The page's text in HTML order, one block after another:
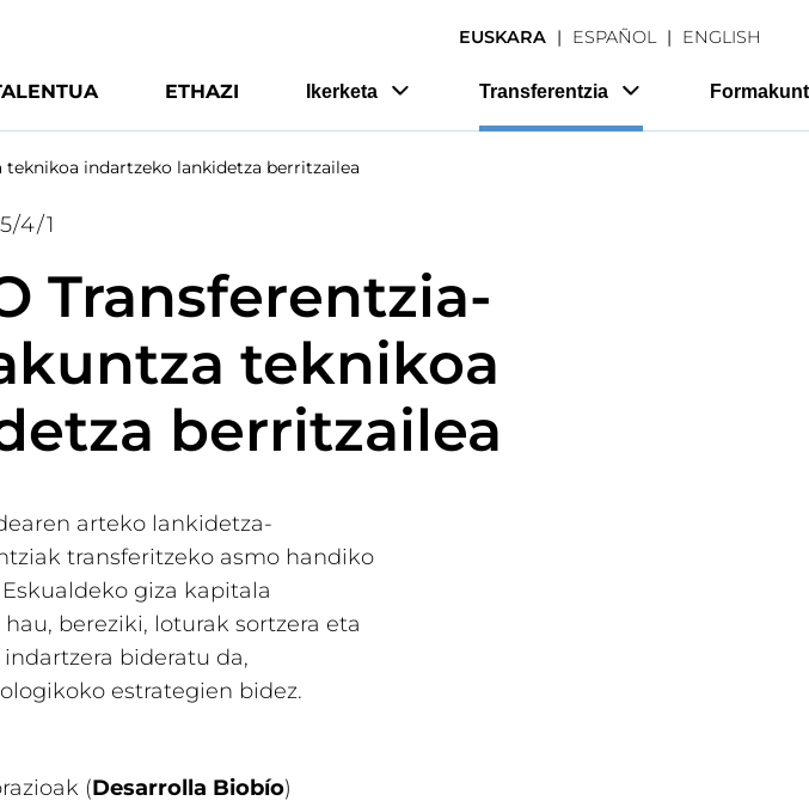
EUSKARA ESPAÑOL ENGLISH
ETHAZI Ikerketa Transferentzia
teknikoa indartzeko lankidetza berritzailea
4/1
Transferentzia-
teknikoa
berritzailea
arteko lankidetza-
transferitzeko asmo handiko
giza kapitala
bereziki, loturak sortzera eta
bideratu da,
estrategien bidez.
(Desarrolla Biobío)